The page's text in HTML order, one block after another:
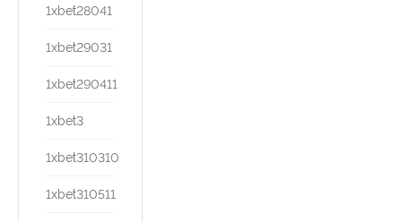
1xbet28041
1xbet29031
1xbet290411
1xbet3
1xbet310310
1xbet310511